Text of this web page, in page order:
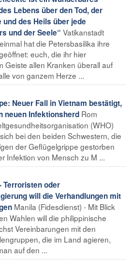
Lebens über den Tod, der
und des Heils über jede
und der Seele“ Vatikanstadt
hat die Petersbasilika ihre
euch, die ihr hier
Geiste allen Kranken überall auf
von ganzem Herze ...
Neuer Fall in Vietnam bestätigt,
neuen Infektionsherd Rom
(WHO)
bei den beiden Schwestern, die
der Geflügelgrippe gestorben
Infektion von Mensch zu M ...
Terroristen oder
will die Verhandlungen mit
Manila (Fidesdienst) - Mit Blick
Wahlen will die philippinische
Vereinbarungen mit den
die im Land agieren,
auf den ...